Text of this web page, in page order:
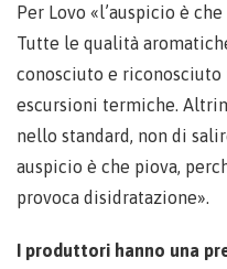
Per Lovo «l’auspicio è
Tutte le qualità
conosciuto e riconosciuto
escursioni termiche.
nello standard, non di
auspicio è che piova,
provoca disidratazione».
I produttori hanno una